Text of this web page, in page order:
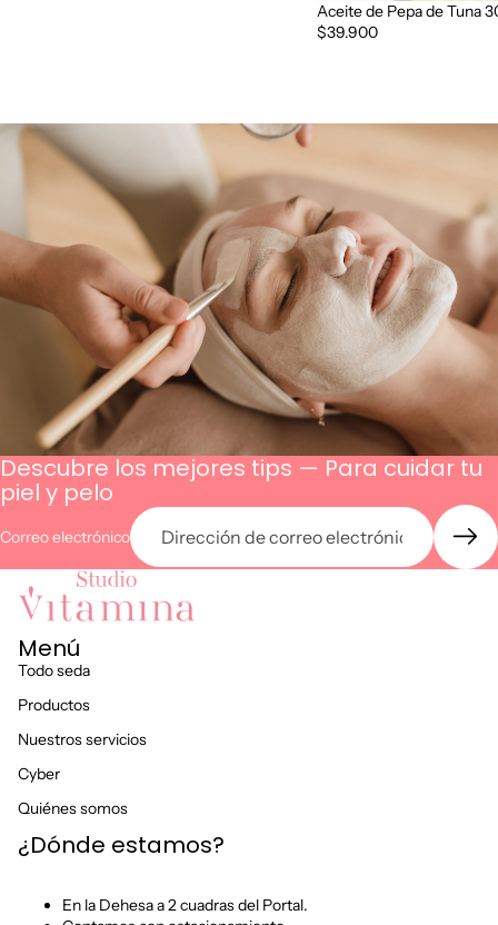
Aceite de Pepa de Tuna
$39.900
Descubre los mejores tips — Para cuidar tu
piel y pelo
Correo electrónico
Menú
Todo seda
Productos
Nuestros servicios
Cyber
Quiénes somos
¿Dónde estamos?
En la Dehesa a 2 cuadras del Portal.